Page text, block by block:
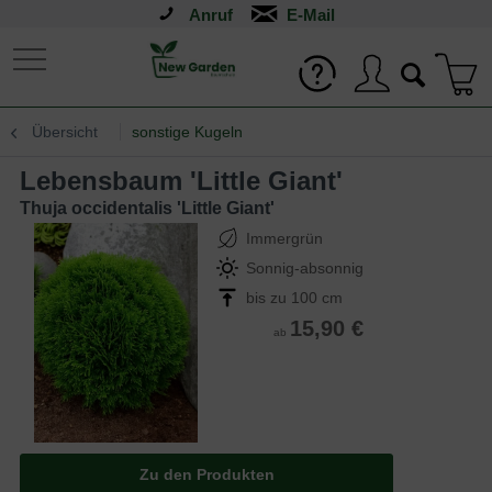
Anruf
Übersicht sonstige Kugeln
Lebensbaum 'Little Giant'
Thuja occidentalis 'Little Giant'
Immergrün
Sonnig-absonnig
bis zu 100 cm
ab 15,90 €
Zu den Produkten